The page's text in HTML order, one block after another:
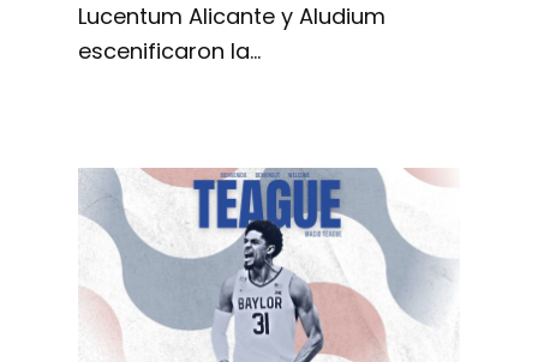
Lucentum Alicante y Aludium
escenificaron la…